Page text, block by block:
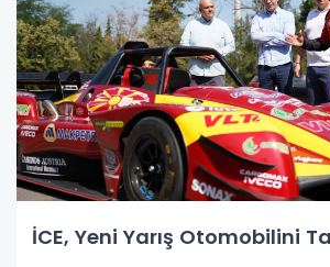
İCE, Yeni Yarış Otomobilini